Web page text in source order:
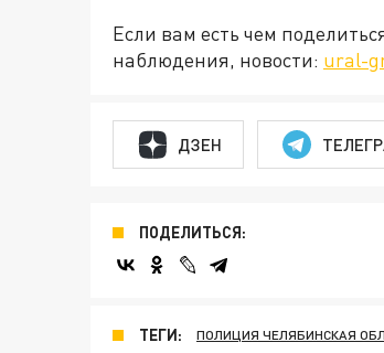
Если вам есть чем
наблюдения, новости: ural-
ДЗЕН
ПОДЕЛИТЬСЯ:
ТЕГИ: ПОЛИЦИЯ ЧЕЛЯБИНСКАЯ